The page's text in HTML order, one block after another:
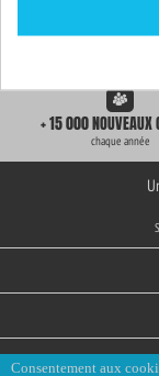
LIVRAISON
+ 15 000 NOUVEAUX
chaque année
Consentement aux